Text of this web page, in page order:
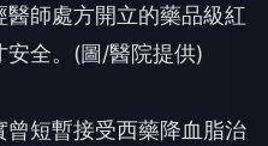
師處方開立的藥品級紅
全。(圖/醫院提供)
短暫接受西藥降血脂治